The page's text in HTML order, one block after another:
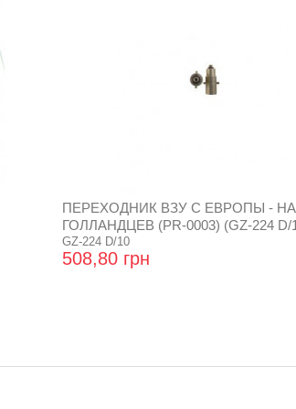
ПЕРЕХОДНИК ВЗУ С ЕВРОПЫ - НА
ГОЛЛАНДЦЕВ (PR-0003) (GZ-224 D/
GZ-224 D/10
508,80 грн